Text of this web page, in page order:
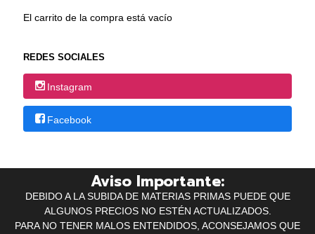
El carrito de la compra está vacío
REDES SOCIALES
Instagram
Facebook
Aviso Importante:
DEBIDO A LA SUBIDA DE MATERIAS PRIMAS PUEDE QUE
ALGUNOS PRECIOS NO ESTÉN ACTUALIZADOS.
PARA NO TENER MALOS ENTENDIDOS, ACONSEJAMOS QUE